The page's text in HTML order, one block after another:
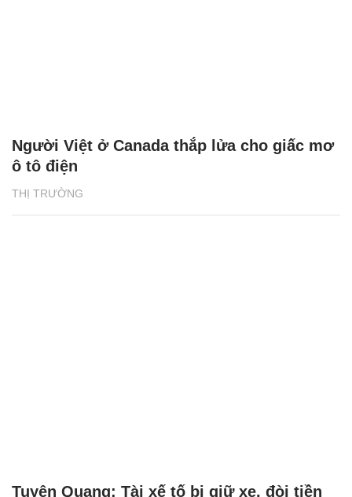
THỊ TRƯỜNG
Người Việt ở Canada thắp lửa cho giấc mơ
ô tô điện
Tuyên Quang: Tài xế tố bị giữ xe, đòi tiền